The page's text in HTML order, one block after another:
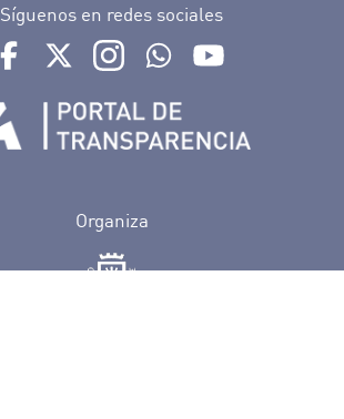
Síguenos en redes sociales
Ir a perfil de Auditorio de Tenerife en Facebook
Ir a perfil de Auditorio de Tenerife en
Ir a perfil de Auditorio de
Ir al Boletín Whatsapp
Organiza